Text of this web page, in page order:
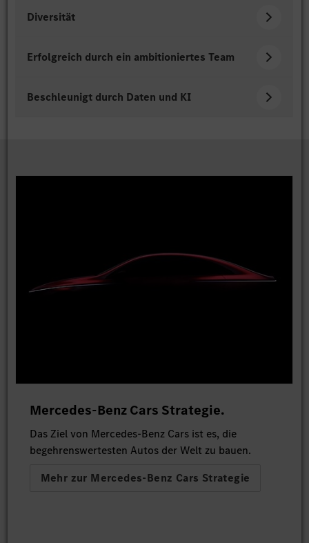
Diversität
Erfolgreich durch ein ambitioniertes Team
Beschleunigt durch Daten und KI
Mercedes-Benz Cars Strategie.
Das Ziel von Mercedes-Benz Cars ist es, die
begehrenswertesten Autos der Welt zu bauen.
Mehr zur Mercedes-Benz Cars Strategie